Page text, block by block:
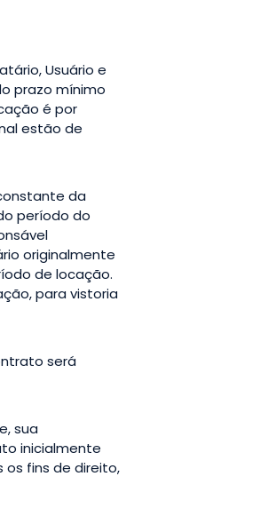
Usuário e
prazo mínimo
é por
estão de
da
período do
originalmente
de locação.
para vistoria
será
sua
inicialmente
os fins de direito,